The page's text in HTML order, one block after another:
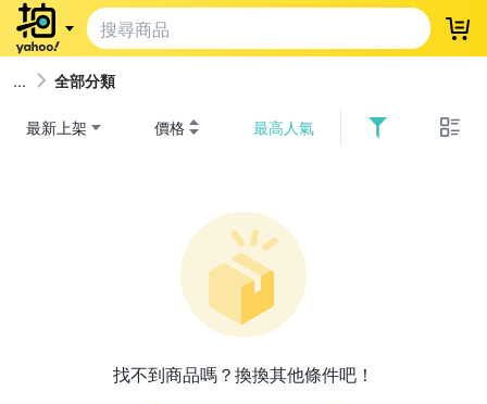
登
全部分類
最新上架 價格 最高人氣
找不到商品嗎？換換其他條件吧！